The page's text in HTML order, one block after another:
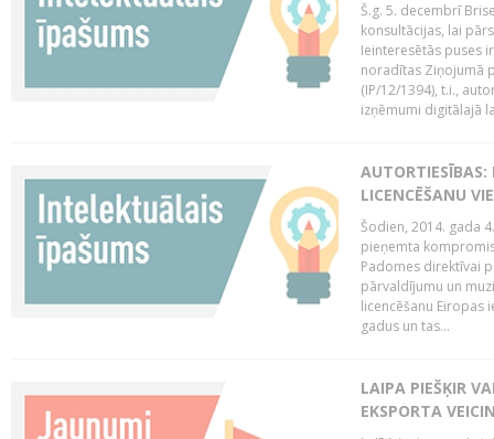
Š.g. 5. decembrī
konsultācijas, lai
Ieinteresētās puses
noradītas Ziņojumā
(IP/12/1394), t.i.,
izņēmumi digitālajā
AUTORTIESĪBAS:
LICENCĒŠANU
Šodien, 2014. gada
pieņemta
Padomes direktīvai
pārvaldījumu un
licencēšanu Eiropas
gadus un tas...
LAIPA PIEŠĶIR
EKSPORTA